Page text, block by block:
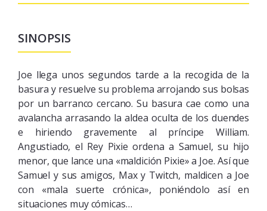
SINOPSIS
Joe llega unos segundos tarde a la recogida de la
basura y resuelve su problema arrojando sus bolsas
por un barranco cercano. Su basura cae como una
avalancha arrasando la aldea oculta de los duendes
e hiriendo gravemente al príncipe William.
Angustiado, el Rey Pixie ordena a Samuel, su hijo
menor, que lance una «maldición Pixie» a Joe. Así que
Samuel y sus amigos, Max y Twitch, maldicen a Joe
con «mala suerte crónica», poniéndolo así en
situaciones muy cómicas…